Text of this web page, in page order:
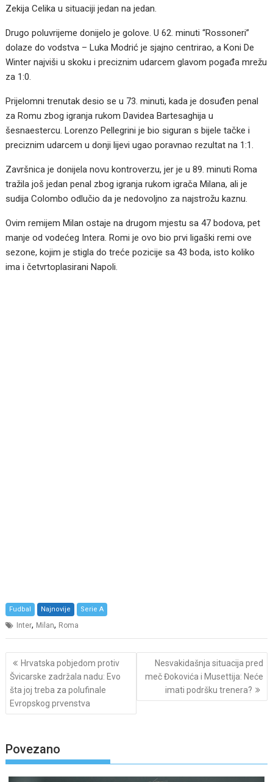
Zekija Celika u situaciji jedan na jedan.
Drugo poluvrijeme donijelo je golove. U 62. minuti “Rossoneri”
dolaze do vodstva – Luka Modrić je sjajno centrirao, a Koni De
Winter najviši u skoku i preciznim udarcem glavom pogađa mrežu
za 1:0.
Prijelomni trenutak desio se u 73. minuti, kada je dosuđen penal
za Romu zbog igranja rukom Davidea Bartesaghija u
šesnaestercu. Lorenzo Pellegrini je bio siguran s bijele tačke i
preciznim udarcem u donji lijevi ugao poravnao rezultat na 1:1.
Završnica je donijela novu kontroverzu, jer je u 89. minuti Roma
tražila još jedan penal zbog igranja rukom igrača Milana, ali je
sudija Colombo odlučio da je nedovoljno za najstrožu kaznu.
Ovim remijem Milan ostaje na drugom mjestu sa 47 bodova, pet
manje od vodećeg Intera. Romi je ovo bio prvi ligaški remi ove
sezone, kojim je stigla do treće pozicije sa 43 boda, isto koliko
ima i četvrtoplasirani Napoli.
Fudbal Najnovije Serie A
Inter, Milan, Roma
Post
navigation
Hrvatska pobjedom protiv
Švicarske zadržala nadu: Evo
šta joj treba za polufinale
Evropskog prvenstva
Nesvakidašnja situacija pred
meč Đokovića i Musettija: Neće
imati podršku trenera?
Povezano